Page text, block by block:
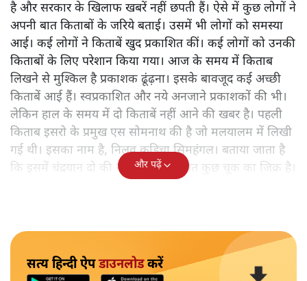
है और सरकार के खिलाफ खबरें नहीं छपती हैं। ऐसे में कुछ लोगों ने
अपनी बात किताबों के जरिये बताई। उसमें भी लोगों को समस्या
आई। कई लोगों ने किताबें खुद प्रकाशित कीं। कई लोगों को उनकी
किताबों के लिए परेशान किया गया। आज के समय में किताब
लिखने से मुश्किल है प्रकाशक ढूंढ़ना। इसके बावजूद कई अच्छी
किताबें आई हैं। स्वप्रकाशित और नये अनजाने प्रकाशकों की भी।
लेकिन हाल के समय में दो किताबें नहीं आने की खबर है। पहली
किताब इसरो के प्रमुख एस सोमनाथ की है जो मलयालम में लिखी
गई थी। इसका नाम है, निलवु कुडिचा सिमहंगल। बताया जाता है
कि इसमें चंद्रयान दो की नाकामी से संबंधित कुछ चूक का जिक्र है।
और पढ़ें
सत्य हिन्दी ऐपडाउनलोडकरें